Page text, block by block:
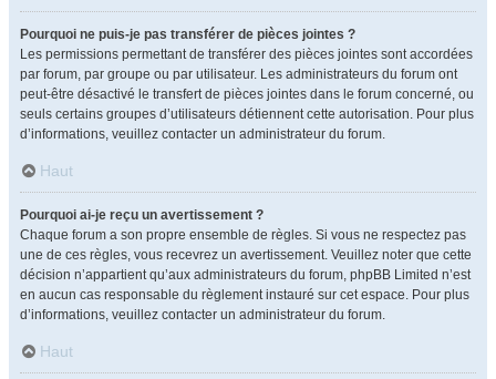
Pourquoi ne puis-je pas transférer de pièces jointes ?
Les permissions permettant de transférer des pièces jointes sont accordées
par forum, par groupe ou par utilisateur. Les administrateurs du forum ont
peut-être désactivé le transfert de pièces jointes dans le forum concerné, ou
seuls certains groupes d’utilisateurs détiennent cette autorisation. Pour plus
d’informations, veuillez contacter un administrateur du forum.
Haut
Pourquoi ai-je reçu un avertissement ?
Chaque forum a son propre ensemble de règles. Si vous ne respectez pas
une de ces règles, vous recevrez un avertissement. Veuillez noter que cette
décision n’appartient qu’aux administrateurs du forum, phpBB Limited n’est
en aucun cas responsable du règlement instauré sur cet espace. Pour plus
d’informations, veuillez contacter un administrateur du forum.
Haut